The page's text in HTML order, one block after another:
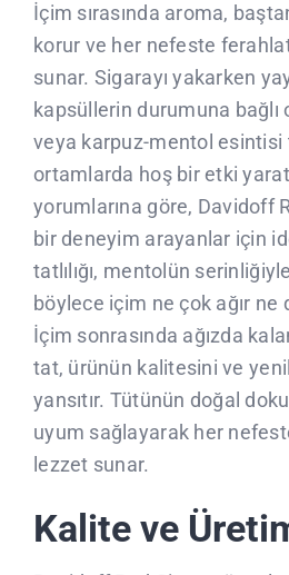
İçim sırasında aroma,
korur ve her nefeste
sunar. Sigarayı yakarken
kapsüllerin durumuna
veya karpuz-mentol esintisi
ortamlarda hoş bir etki
yorumlarına göre, Davidoff
bir deneyim arayanlar için
tatlılığı, mentolün
böylece içim ne çok ağır ne
İçim sonrasında ağızda
tat, ürünün kalitesini ve
yansıtır. Tütünün doğal
uyum sağlayarak her
lezzet sunar.
Kalite ve